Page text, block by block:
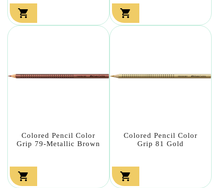
 
Colored Pencil Color
Grip 79-Metallic Brown

Colored Pencil Color
Grip 81 Gold
